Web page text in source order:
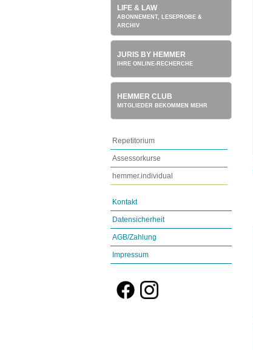
LIFE & LAW
ABONNEMENT, LESEPROBE &
ARCHIV
JURIS BY HEMMER
IHRE ONLINE-RECHERCHE
HEMMER CLUB
MITGLIEDER BEKOMMEN MEHR
Repetitorium
Assessorkurse
hemmer.individual
Kontakt
Datensicherheit
AGB/Zahlung
Impressum